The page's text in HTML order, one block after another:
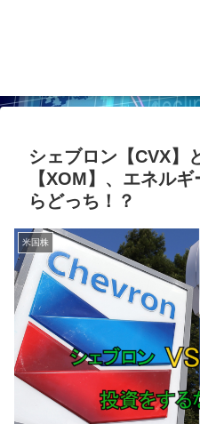
シェブロン【CVX】
【XOM】、エネル
らどっち！？
米国株